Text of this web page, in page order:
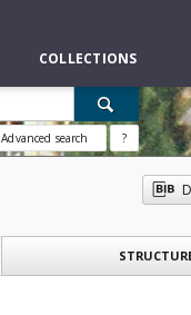
COLLECTIONS
Advanced search ?